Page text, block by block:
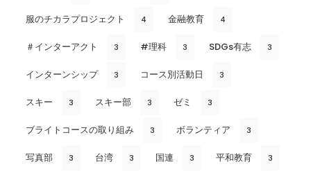
服のチカラプロジェクト 4 金融教育 4
＃インターアクト 3 #理科 3 SDGs有志 3
インターンシップ 3 コース別活動日 3
スキー 3 スキー部 3 ゼミ 3
ブライトコースの取り組み 3 ボランティア 3
写真部 3 台湾 3 国連 3 平和教育 3